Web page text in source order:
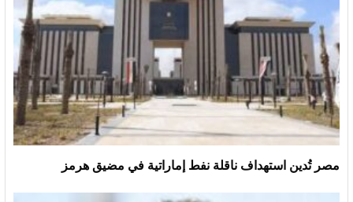
مصر تُدين استهداف ناقلة نفط إماراتية في مضيق هرمز